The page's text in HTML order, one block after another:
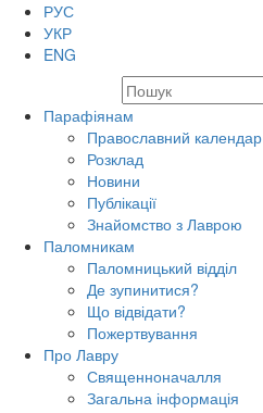
РУС
УКР
ENG
Парафіянам
Православний календар
Розклад
Новини
Публікації
Знайомство з Лаврою
Паломникам
Паломницький відділ
Де зупинитися?
Що відвідати?
Пожертвування
Про Лавру
Священноначалля
Загальна інформація